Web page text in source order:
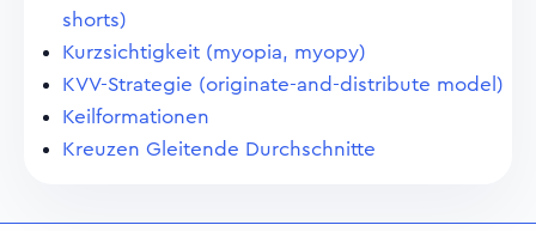
shorts)
Kurzsichtigkeit (myopia, myopy)
KVV-Strategie (originate-and-distribute model)
Keilformationen
Kreuzen Gleitende Durchschnitte